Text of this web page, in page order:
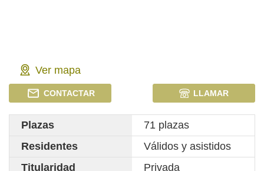
Ver mapa
CONTACTAR LLAMAR
Plazas
71 plazas
Residentes
Válidos y asistidos
Titularidad
Privada